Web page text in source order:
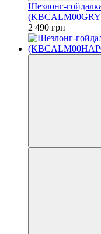
Шезлонг-
2 490 грн